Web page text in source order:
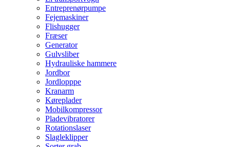
Entreprenørpumpe
Fejemaskiner
Flishugger
Fræser
Generator
Gulvsliber
Hydrauliske hammere
Jordbor
Jordlopppe
Kranarm
Køreplader
Mobilkompressor
Pladevibratorer
Rotationslaser
Slagleklipper